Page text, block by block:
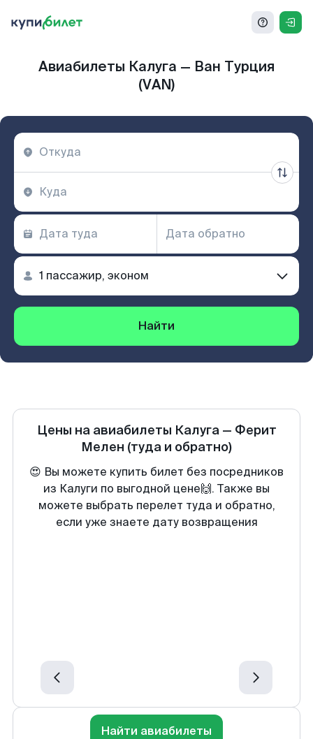
Авиабилеты Калуга — Ван Турция
(VAN)
Найти
Цены на авиабилеты Калуга— Ферит
Мелен (туда и обратно)
😍 Вы можете купить билет без посредников
из Калуги по выгодной цене🙌. Также вы
можете выбрать перелет туда и обратно,
если уже знаете дату возвращения
Найти авиабилеты